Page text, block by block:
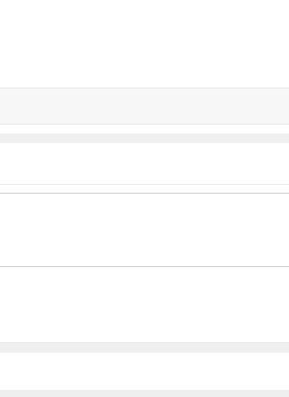
业务包括正常撮合业务以及已撮合业务的跟
月25日，在此期间需要提交专项审计报告
在银行存管方面，需要上线银行存管才予
为期两年的整治工作正式进入收官阶段。
三年内不得转让股权，这在‘57号文’里并
，广州的网贷机构还需提交风险应急方案
的验收审核非常严格。”民贷天下相关负责
个阶段具体的时间节点和相关资料文件，